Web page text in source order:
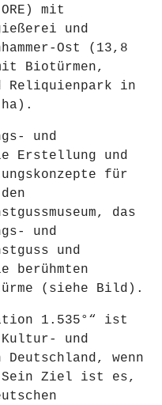
mit
und
Ost (13,8
Biotürmen,
Reliquienpark in
ha).
und
Erstellung und
für
das
und
und
berühmten
(siehe Bild).
1.535°“ ist
und
wenn
Sein Ziel ist es,